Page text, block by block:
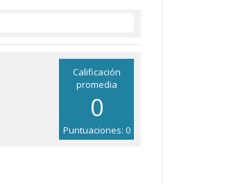
Calificación
promedia
0
Puntuaciones: 0